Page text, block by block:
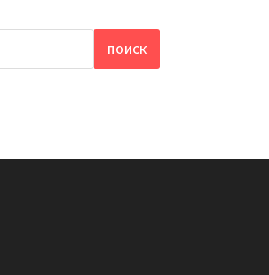
ПОИСК